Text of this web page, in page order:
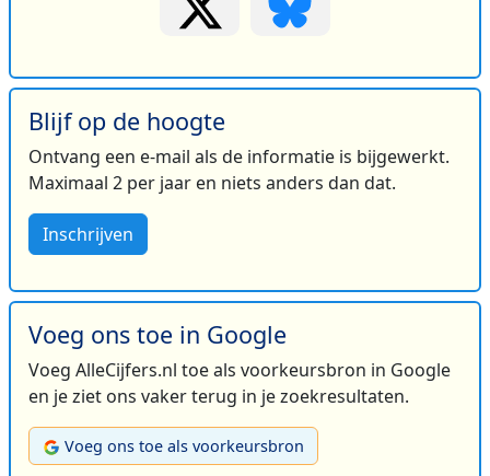
Blijf op de hoogte
Ontvang een e-mail als de informatie is bijgewerkt.
Maximaal 2 per jaar en niets anders dan dat.
Inschrijven
Voeg ons toe in Google
Voeg AlleCijfers.nl toe als voorkeursbron in Google
en je ziet ons vaker terug in je zoekresultaten.
Voeg ons toe als voorkeursbron